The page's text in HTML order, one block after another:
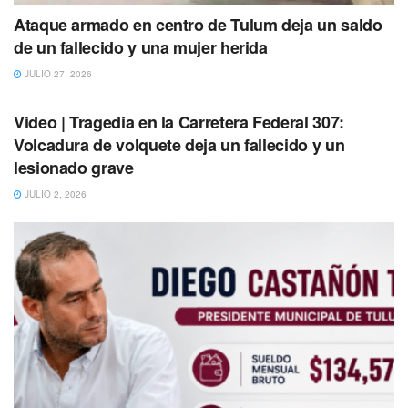
apoyo a los cuerpos de emergencia.
Hasta el lugarllegó personal paramédico, quienes
prestaron los primeros auxilios
cualesdebieron trasladar posteriormente hasta un
hospitalpara brindarles una atención médica
especializada debido a sus heridas.
De igual manera, elementos de la policía municipal
arribaron al lugarde los hechos paracontrolar el tráfico
Ataque armado en centro de Tulum deja un saldo
de un fallecido y una mujer herida
JULIO 27, 2026
Video | Tragedia en la Carretera Federal 307:
Volcadura de volquete deja un fallecido y un
lesionado grave
JULIO 2, 2026